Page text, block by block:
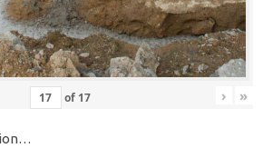
of 17 › »